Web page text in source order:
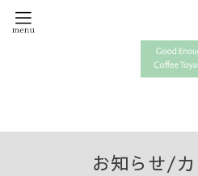
お知らせ/